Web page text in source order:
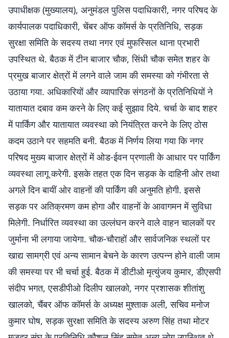
उपाधीक्षक (मुख्यालय), अनुमंडल पुलिस पदाधिकारी, नगर परिषद के
कार्यपालक पदाधिकारी, चेंबर ऑफ कॉमर्स के प्रतिनिधि, सड़क
सुरक्षा समिति के सदस्य तथा नगर एवं मुफस्सिल थाना प्रभारी
उपस्थित थे. बैठक में टीन बाजार चौक, सिंधी चौक समेत शहर के
प्रमुख बाजार क्षेत्रों में लगने वाले जाम की समस्या को गंभीरता से
उठाया गया. अधिकारियों और व्यापारिक संगठनों के प्रतिनिधियों ने
यातायात दबाव कम करने के लिए कई सुझाव दिये. चर्चा के बाद शहर
में पार्किंग और यातायात व्यवस्था को नियंत्रित करने के लिए ठोस
कदम उठाने पर सहमति बनी. बैठक में निर्णय लिया गया कि नगर
परिषद मुख्य बाजार क्षेत्रों में ओड-ईवन प्रणाली के आधार पर पार्किंग
व्यवस्था लागू करेगी. इसके तहत एक दिन सड़क के दाहिनी ओर तथा
अगले दिन बायीं ओर वाहनों की पार्किंग की अनुमति होगी. इससे
सड़क पर अतिक्रमण कम होगा और वाहनों के आवागमन में सुविधा
मिलेगी. निर्धारित व्यवस्था का उल्लंघन करने वाले वाहन चालकों पर
जुर्माना भी लगाया जायेगा. चौक-चौराहों और सार्वजनिक स्थलों पर
खाद्य सामग्री एवं अन्य सामान बेचने के कारण उत्पन्न होने वाली जाम
की समस्या पर भी चर्चा हुई. बैठक में डीटीओ मृत्युंजय कुमार, डीएसपी
संदीप भगत, एसडीपीओ दिलीप खालको, नगर प्रशासक शीतांशु
खालको, चैंबर ऑफ कॉमर्स के अध्यक्ष मुश्ताक अली, सचिव मनोज
कुमार घोष, सड़क सुरक्षा समिति के सदस्य अरुण सिंह तथा मोटर